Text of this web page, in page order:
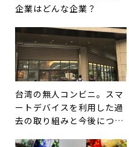
企業はどんな企業？
台湾の無人コンビニ。スマ
ートデバイスを利用した過
去の取り組みと今後につい